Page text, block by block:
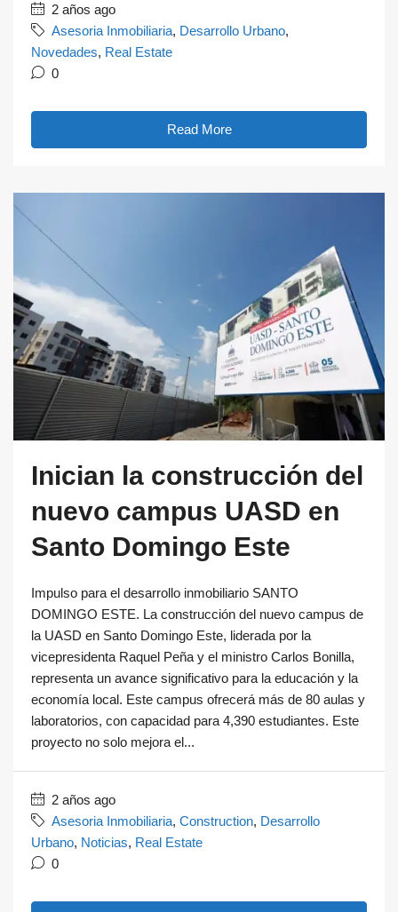
2 años ago
Asesoria Inmobiliaria, Desarrollo Urbano,
Novedades, Real Estate
0
Read More
Inician la construcción del
nuevo campus UASD en
Santo Domingo Este
Impulso para el desarrollo inmobiliario SANTO
DOMINGO ESTE. La construcción del nuevo campus de
la UASD en Santo Domingo Este, liderada por la
vicepresidenta Raquel Peña y el ministro Carlos Bonilla,
representa un avance significativo para la educación y la
economía local. Este campus ofrecerá más de 80 aulas y
laboratorios, con capacidad para 4,390 estudiantes. Este
proyecto no solo mejora el...
2 años ago
Asesoria Inmobiliaria, Construction, Desarrollo
Urbano, Noticias, Real Estate
0